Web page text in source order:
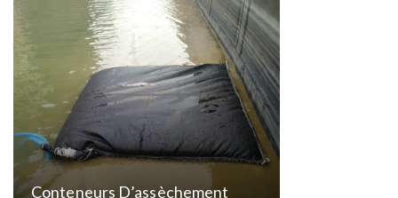
Conteneurs D’assèchement